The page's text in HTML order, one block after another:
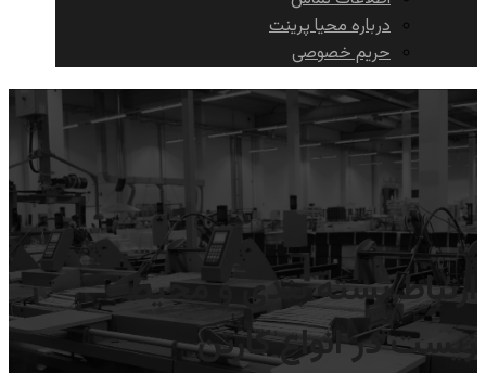
درباره محیا پرینت
حریم خصوصی
ارتباط بسته بندی و محیط
زیست در انواع کارتن